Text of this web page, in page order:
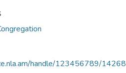
handle/123456789/14268